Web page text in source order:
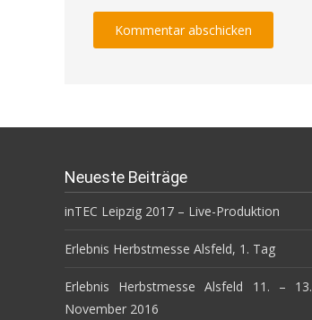
Neueste Beiträge
inTEC Leipzig 2017 – Live-Produktion
Erlebnis Herbstmesse Alsfeld, 1. Tag
Erlebnis Herbstmesse Alsfeld 11. – 13.
November 2016